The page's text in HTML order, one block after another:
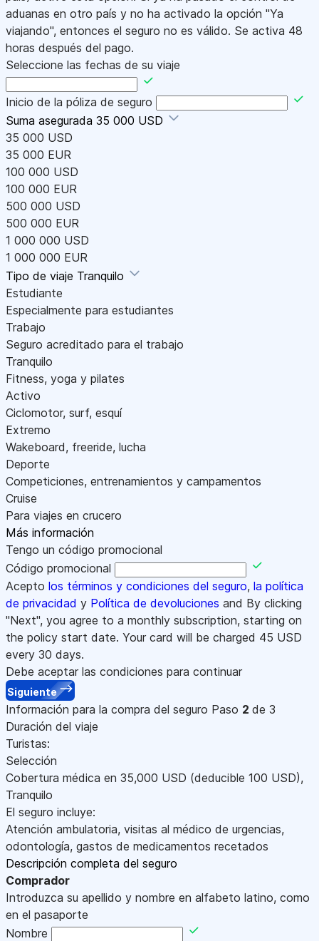
aduanas en otro país y no ha activado la opción "Ya
viajando", entonces el seguro no es válido. Se activa 48
horas después del pago.
Seleccione las fechas de su viaje
Inicio de la póliza de seguro
Suma asegurada 35 000 USD
35 000 USD
35 000 EUR
100 000 USD
100 000 EUR
500 000 USD
500 000 EUR
1 000 000 USD
1 000 000 EUR
Tipo de viaje Tranquilo
Estudiante
Especialmente para estudiantes
Trabajo
Seguro acreditado para el trabajo
Tranquilo
Fitness, yoga y pilates
Activo
Ciclomotor, surf, esquí
Extremo
Wakeboard, freeride, lucha
Deporte
Competiciones, entrenamientos y campamentos
Cruise
Para viajes en crucero
Más información
Tengo un código promocional
Código promocional
Acepto los términos y condiciones del seguro, la política
de privacidad y Política de devoluciones and By clicking
"Next", you agree to a monthly subscription, starting on
the policy start date. Your card will be charged 45 USD
every 30 days.
Debe aceptar las condiciones para continuar
Siguiente
Información para la compra del seguro Paso 2 de 3
Duración del viaje
Turistas:
Selección
Cobertura médica en 35,000 USD (deducible 100 USD),
Tranquilo
El seguro incluye:
Atención ambulatoria, visitas al médico de urgencias,
odontología, gastos de medicamentos recetados
Descripción completa del seguro
Comprador
Introduzca su apellido y nombre en alfabeto latino, como
en el pasaporte
Nombre